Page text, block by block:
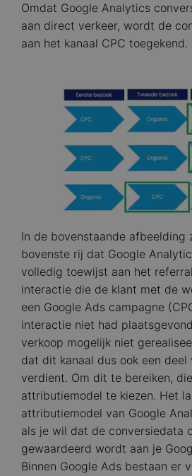
Omdat Google Analytics
aan direct verkeer, wordt de
aan het kanaal CPC toegekend.
In de bovenstaande afbeelding
bovenste rij dat Google
volledig toewijst aan het
interactie die de klant met de
een Google Ads campagne
interactie niet had
verkoop mogelijk niet
dat dit kanaal dus ook een deel
verdient. Om dit te bereiken,
attributiemodel te kiezen. Het
attributiemodel van Google
als je wil dat de conversiedata
gewaardeerd wordt aan je
Binnen Google Ads bestaan er